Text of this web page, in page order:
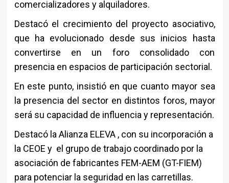
comercializadores y alquiladores.
Destacó el crecimiento del proyecto asociativo,
que ha evolucionado desde sus inicios hasta
convertirse en un foro consolidado con
presencia en espacios de participación sectorial.
En este punto, insistió en que cuanto mayor sea
la presencia del sector en distintos foros, mayor
será su capacidad de influencia y representación.
Destacó la Alianza ELEVA , con su incorporación a
la CEOE y el grupo de trabajo coordinado por la
asociación de fabricantes FEM-AEM (GT-FIEM)
para potenciar la seguridad en las carretillas.